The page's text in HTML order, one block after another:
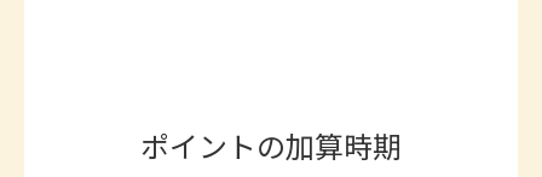
ポイントの加算時期